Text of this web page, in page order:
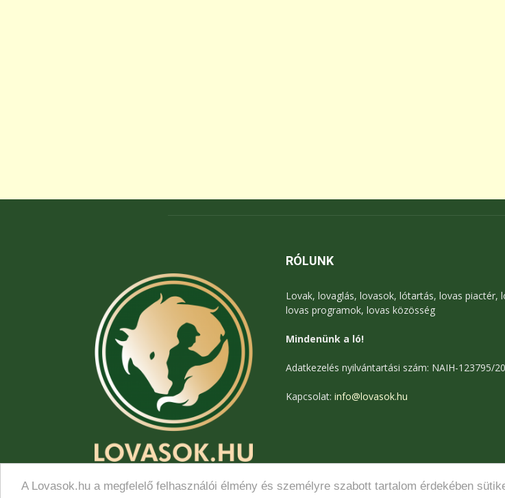
A Lovasok.hu a megfelelő felhasználói élmény és személyre szabott tartalom érdekében
RÓLUNK
Lovak, lovaglás, lovasok, lótartás, lovas piactér,
lovas programok, lovas közösség
Mindenünk a ló!
Adatkezelés nyilvántartási szám: NAIH-123795/
Kapcsolat: info@lovasok.hu
Médiaajánlat
© Lovasok.hu